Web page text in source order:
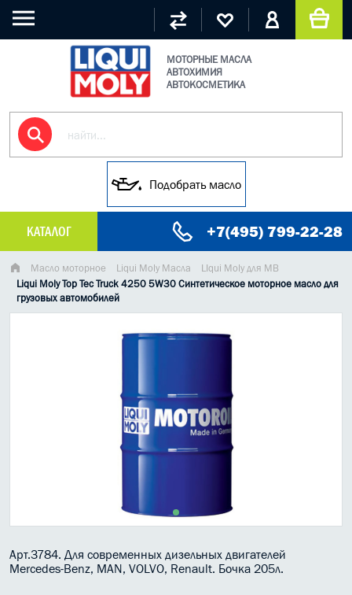
МОТОРНЫЕ МАСЛА
АВТОХИМИЯ
АВТОКОСМЕТИКА
Подобрать масло
КАТАЛОГ +7(495) 799-22-28
МАСЛО МОТОРНОЕ
ГРУЗОВЫЕ МАСЛА
ГИДРАВЛИЧЕСКИЕ МАСЛА
КОНСИСТЕНТНАЯ СМАЗКА
АНТИФРИЗЫ СПЕЦЖИДКОСТИ
АВТО КОСМЕТИКА
Масло моторное Liqui Moly Масла
LIqui Moly для MB
Liqui Moly Top Tec Truck 4250 5W30 Синтетическое моторное масло для
грузовых автомобилей
Арт.3784. Для современных дизельных двигателей
Mercedes-Benz, MAN, VOLVO, Renault. Бочка 205л.